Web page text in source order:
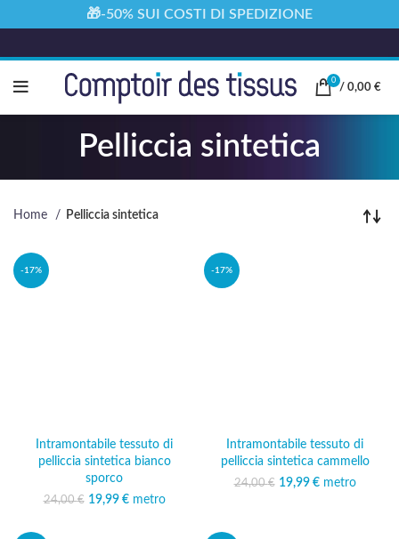
0
/ 0,00 €
Pelliccia sintetica
Home Pelliccia sintetica
-17%
Intramontabile tessuto di
pelliccia sintetica bianco
sporco
24,00€
Il prezzo originale
19,99 €
Il prezzo
metro
-17%
Intramontabile tessuto di
pelliccia sintetica cammello
24,00€
Il prezzo originale
19,99 €
Il prezzo
metro
🎁-50% SUI COSTI DI SPEDIZIONE